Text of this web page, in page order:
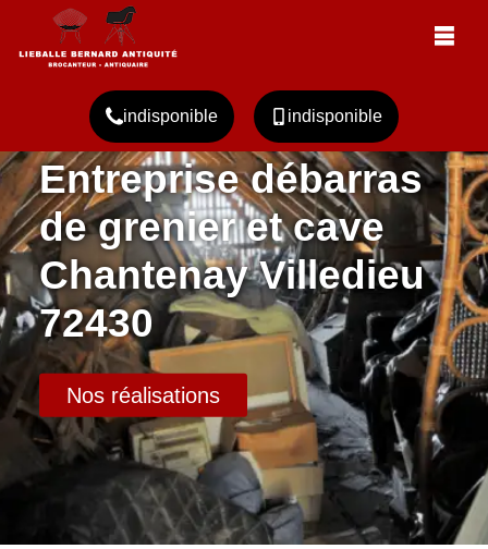
indisponible indisponible
Entreprise débarras
de grenier et cave
Chantenay Villedieu
72430
Nos réalisations